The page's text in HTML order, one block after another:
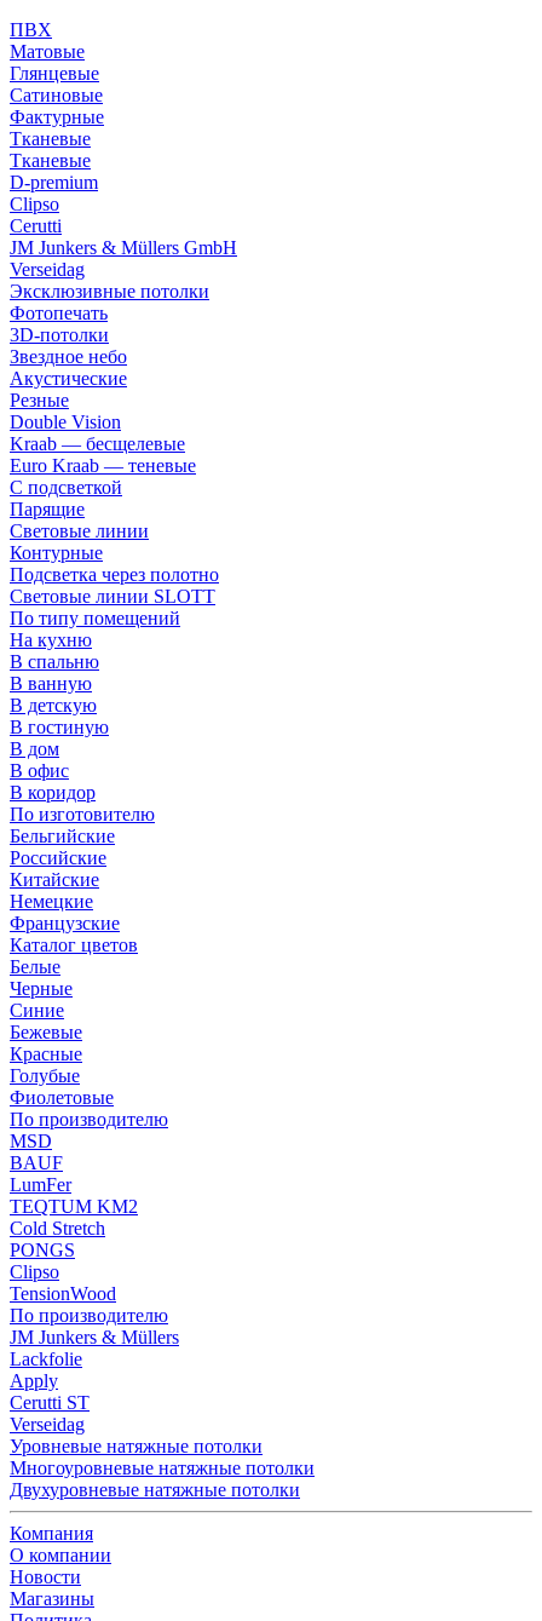
ПВХ
Матовые
Глянцевые
Сатиновые
Фактурные
Тканевые
Тканевые
D-premium
Clipso
Cerutti
JM Junkers & Müllers GmbH
Verseidag
Эксклюзивные потолки
Фотопечать
3D-потолки
Звездное небо
Акустические
Резные
Double Vision
Kraab — бесщелевые
Euro Kraab — теневые
С подсветкой
Парящие
Световые линии
Контурные
Подсветка через полотно
Световые линии SLOTT
По типу помещений
На кухню
В спальню
В ванную
В детскую
В гостиную
В дом
В офис
В коридор
По изготовителю
Бельгийские
Российские
Китайские
Немецкие
Французские
Каталог цветов
Белые
Черные
Синие
Бежевые
Красные
Голубые
Фиолетовые
По производителю
MSD
BAUF
LumFer
TEQTUM KM2
Cold Stretch
PONGS
Clipso
TensionWood
По производителю
JM Junkers & Müllers
Lackfolie
Apply
Cerutti ST
Verseidag
Уровневые натяжные потолки
Многоуровневые натяжные потолки
Двухуровневые натяжные потолки
Компания
О компании
Новости
Магазины